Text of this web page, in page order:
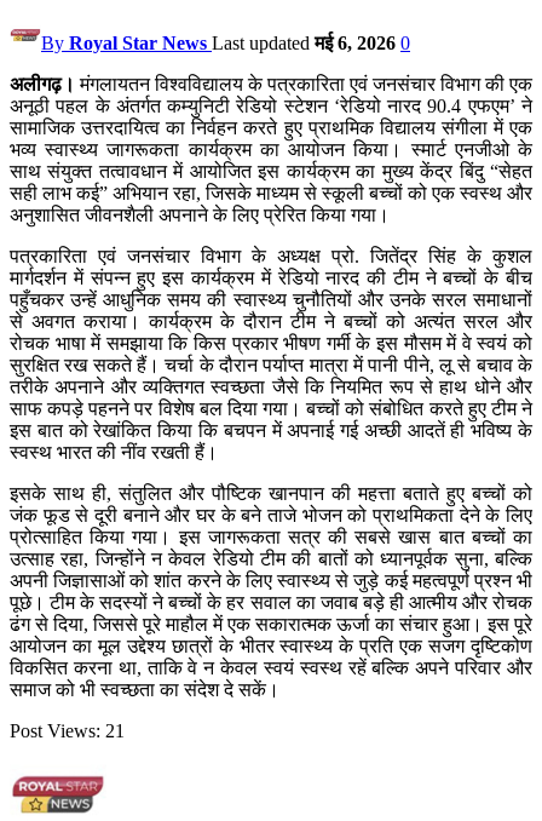
By Royal Star News Last updatedमई 6, 2026 0
अलीगढ़। मंगलायतन विश्वविद्यालय के पत्रकारिता एवं जनसंचार विभाग की एक
अनूठी पहल के अंतर्गत कम्युनिटी रेडियो स्टेशन ‘रेडियो नारद 90.4 एफएम’ ने
सामाजिक उत्तरदायित्व का निर्वहन करते हुए प्राथमिक विद्यालय संगीला में एक
भव्य स्वास्थ्य जागरूकता कार्यक्रम का आयोजन किया। स्मार्ट एनजीओ के
साथ संयुक्त तत्वावधान में आयोजित इस कार्यक्रम का मुख्य केंद्र बिंदु “सेहत
सही लाभ कई” अभियान रहा, जिसके माध्यम से स्कूली बच्चों को एक स्वस्थ और
अनुशासित जीवनशैली अपनाने के लिए प्रेरित किया गया।
पत्रकारिता एवं जनसंचार विभाग के अध्यक्ष प्रो. जितेंद्र सिंह के कुशल
मार्गदर्शन में संपन्न हुए इस कार्यक्रम में रेडियो नारद की टीम ने बच्चों के बीच
पहुँचकर उन्हें आधुनिक समय की स्वास्थ्य चुनौतियों और उनके सरल समाधानों
से अवगत कराया। कार्यक्रम के दौरान टीम ने बच्चों को अत्यंत सरल और
रोचक भाषा में समझाया कि किस प्रकार भीषण गर्मी के इस मौसम में वे स्वयं को
सुरक्षित रख सकते हैं। चर्चा के दौरान पर्याप्त मात्रा में पानी पीने, लू से बचाव के
तरीके अपनाने और व्यक्तिगत स्वच्छता जैसे कि नियमित रूप से हाथ धोने और
साफ कपड़े पहनने पर विशेष बल दिया गया। बच्चों को संबोधित करते हुए टीम ने
इस बात को रेखांकित किया कि बचपन में अपनाई गई अच्छी आदतें ही भविष्य के
स्वस्थ भारत की नींव रखती हैं।
इसके साथ ही, संतुलित और पौष्टिक खानपान की महत्ता बताते हुए बच्चों को
जंक फूड से दूरी बनाने और घर के बने ताजे भोजन को प्राथमिकता देने के लिए
प्रोत्साहित किया गया। इस जागरूकता सत्र की सबसे खास बात बच्चों का
उत्साह रहा, जिन्होंने न केवल रेडियो टीम की बातों को ध्यानपूर्वक सुना, बल्कि
अपनी जिज्ञासाओं को शांत करने के लिए स्वास्थ्य से जुड़े कई महत्वपूर्ण प्रश्न भी
पूछे। टीम के सदस्यों ने बच्चों के हर सवाल का जवाब बड़े ही आत्मीय और रोचक
ढंग से दिया, जिससे पूरे माहौल में एक सकारात्मक ऊर्जा का संचार हुआ। इस पूरे
आयोजन का मूल उद्देश्य छात्रों के भीतर स्वास्थ्य के प्रति एक सजग दृष्टिकोण
विकसित करना था, ताकि वे न केवल स्वयं स्वस्थ रहें बल्कि अपने परिवार और
समाज को भी स्वच्छता का संदेश दे सकें।
Post Views: 21